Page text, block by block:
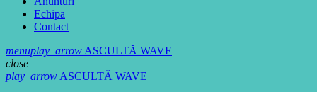
Echipa
Contact
menuplay_arrowASCULTĂ WAVE
close
play_arrowASCULTĂ WAVE